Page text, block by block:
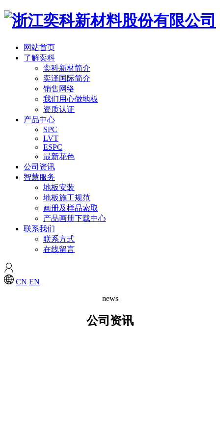
网站首页
了解奕科
奕科新材简介
奕泽国际简介
销售网络
我们用心做地板
资质认证
产品中心
SPC
LVT
ESPC
最新花色
公司资讯
智慧服务
地板安装
地板施工规范
画册及样品索取
产品画册下载中心
联系我们
联系方式
在线留言
CN EN
news
公司资讯